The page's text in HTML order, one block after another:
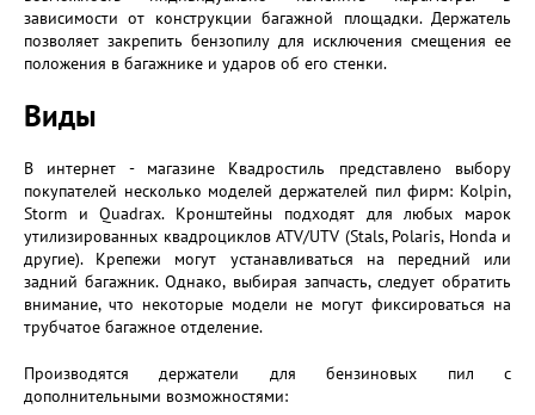
зависимости от конструкции багажной площадки. Держатель
позволяет закрепить бензопилу для исключения смещения ее
положения в багажнике и ударов об его стенки.
Виды
В интернет - магазине Квадростиль представлено выбору
покупателей несколько моделей держателей пил фирм: Kolpin,
Storm и Quadrax. Кронштейны подходят для любых марок
утилизированных квадроциклов ATV/UTV (Stals, Polaris, Honda и
другие). Крепежи могут устанавливаться на передний или
задний багажник. Однако, выбирая запчасть, следует обратить
внимание, что некоторые модели не могут фиксироваться на
трубчатое багажное отделение.
Производятся держатели для бензиновых пил с
дополнительными возможностями: